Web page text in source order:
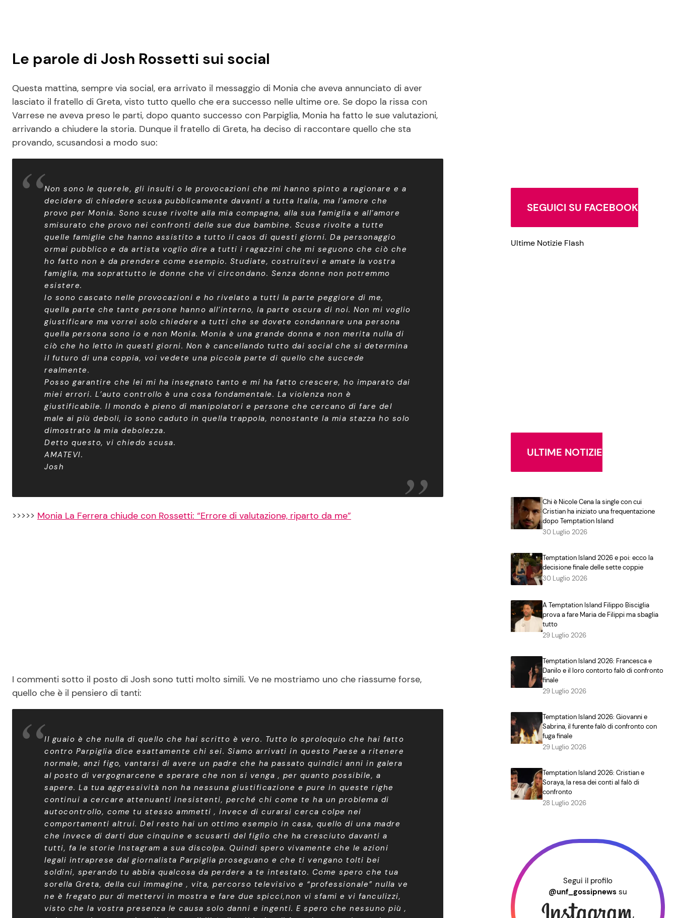
Le parole di Josh Rossetti sui social
Questa mattina, sempre via social, era arrivato il messaggio di Monia che aveva annunciato di aver
lasciato il fratello di Greta, visto tutto quello che era successo nelle ultime ore. Se dopo la rissa con
Varrese ne aveva preso le parti, dopo quanto successo con Parpiglia, Monia ha fatto le sue valutazioni,
arrivando a chiudere la storia. Dunque il fratello di Greta, ha deciso di raccontare quello che sta
provando, scusandosi a modo suo:
Non sono le querele, gli insulti o le provocazioni che mi hanno spinto a ragionare e a
decidere di chiedere scusa pubblicamente davanti a tutta Italia, ma l’amore che
provo per Monia. Sono scuse rivolte alla mia compagna, alla sua famiglia e all’amore
smisurato che provo nei confronti delle sue due bambine. Scuse rivolte a tutte
quelle famiglie che hanno assistito a tutto il caos di questi giorni. Da personaggio
ormai pubblico e da artista voglio dire a tutti i ragazzini che mi seguono che ciò che
ho fatto non è da prendere come esempio. Studiate, costruitevi e amate la vostra
famiglia, ma soprattutto le donne che vi circondano. Senza donne non potremmo
esistere.
Io sono cascato nelle provocazioni e ho rivelato a tutti la parte peggiore di me,
quella parte che tante persone hanno all’interno, la parte oscura di noi. Non mi voglio
giustificare ma vorrei solo chiedere a tutti che se dovete condannare una persona
quella persona sono io e non Monia. Monia è una grande donna e non merita nulla di
ciò che ho letto in questi giorni. Non è cancellando tutto dai social che si determina
il futuro di una coppia, voi vedete una piccola parte di quello che succede
realmente.
Posso garantire che lei mi ha insegnato tanto e mi ha fatto crescere, ho imparato dai
miei errori. L’auto controllo è una cosa fondamentale. La violenza non è
giustificabile. Il mondo è pieno di manipolatori e persone che cercano di fare del
male ai più deboli, io sono caduto in quella trappola, nonostante la mia stazza ho solo
dimostrato la mia debolezza.
Detto questo, vi chiedo scusa.
AMATEVI.
Josh
>>>>> Monia La Ferrera chiude con Rossetti: “Errore di valutazione, riparto da me”
I commenti sotto il posto di Josh sono tutti molto simili. Ve ne mostriamo uno che riassume forse,
quello che è il pensiero di tanti:
Il guaio è che nulla di quello che hai scritto è vero. Tutto lo sproloquio che hai fatto
contro Parpiglia dice esattamente chi sei. Siamo arrivati in questo Paese a ritenere
normale, anzi figo, vantarsi di avere un padre che ha passato quindici anni in galera
al posto di vergognarcene e sperare che non si venga , per quanto possibile, a
sapere. La tua aggressività non ha nessuna giustificazione e pure in queste righe
continui a cercare attenuanti inesistenti, perché chi come te ha un problema di
autocontrollo, come tu stesso ammetti , invece di curarsi cerca colpe nei
comportamenti altrui. Del resto hai un ottimo esempio in casa, quello di una madre
che invece di darti due cinquine e scusarti del figlio che ha cresciuto davanti a
tutti, fa le storie Instagram a sua discolpa. Quindi spero vivamente che le azioni
legali intraprese dal giornalista Parpiglia proseguano e che ti vengano tolti bei
soldini, sperando tu abbia qualcosa da perdere a te intestato. Come spero che tua
sorella Greta, della cui immagine , vita, percorso televisivo e “professionale” nulla ve
ne è fregato pur di mettervi in mostra e fare due spicci,non vi sfami e vi fanculizzi,
visto che la vostra presenza le causa solo danni e ingenti. E spero che nessuno più ,
SEGUICI SU FACEBOOK
Ultime Notizie Flash
ULTIME NOTIZIE
Chi è Nicole Cena la single con cui
Cristian ha iniziato una frequentazione
dopo Temptation Island
30 Luglio 2026
Temptation Island 2026 e poi: ecco la
decisione finale delle sette coppie
30 Luglio 2026
A Temptation Island Filippo Bisciglia
prova a fare Maria de Filippi ma sbaglia
tutto
29 Luglio 2026
Temptation Island 2026: Francesca e
Danilo e il loro contorto falò di confronto
finale
29 Luglio 2026
Temptation Island 2026: Giovanni e
Sabrina, il furente falò di confronto con
fuga finale
29 Luglio 2026
Temptation Island 2026: Cristian e
Soraya, la resa dei conti al falò di
confronto
28 Luglio 2026
Segui il profilo
@unf_gossipnews su